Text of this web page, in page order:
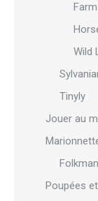
Wild
Tinyly
Jouer au
Poupées